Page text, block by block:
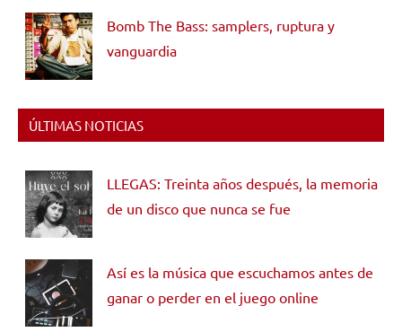
Bomb The Bass: samplers, ruptura y
vanguardia
ÚLTIMAS NOTICIAS
LLEGAS: Treinta años después, la memoria
de un disco que nunca se fue
Así es la música que escuchamos antes de
ganar o perder en el juego online